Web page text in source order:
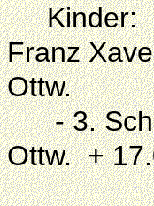
Kinder: -
Franz
Ottw.
- 3.
Ottw. +